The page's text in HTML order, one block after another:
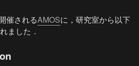
催されるAMOSに，研究室から以下
ました．